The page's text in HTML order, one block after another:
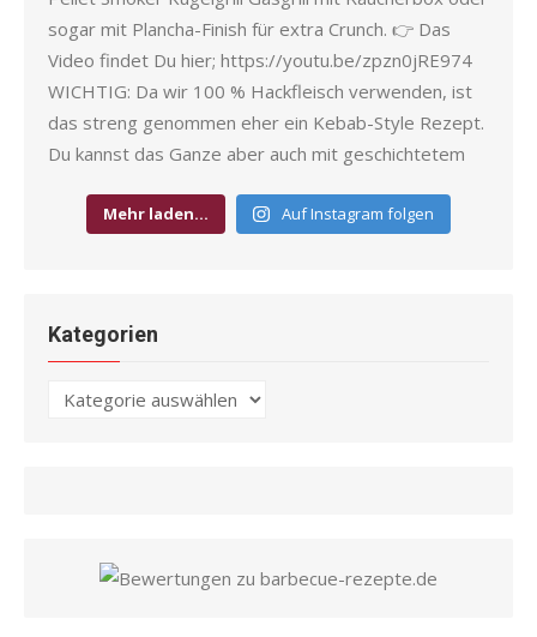
Mehr laden… Auf Instagram folgen
Kategorien
Kategorien